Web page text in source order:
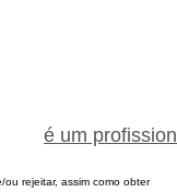
é um
ou rejeitar, assim como obter